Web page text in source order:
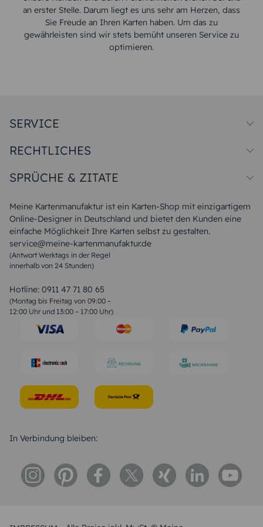
an erster Stelle. Darum liegt es uns sehr am Herzen, dass
Sie Freude an Ihren Karten haben. Um das zu
gewährleisten sind wir stets bemüht unseren Service zu
optimieren.
Meine Kartenmanufaktur ist ein Karten-Shop mit einzigartigem
Online-Designer in Deutschland und bietet den Kunden eine
einfache Möglichkeit Ihre Karten selbst zu gestalten.
service@meine-kartenmanufaktur.de
(Antwort Werktags in der Regel
innerhalb von 24 Stunden)
Hotline: 0911 47 71 80 65
(Montag bis Freitag von 09:00 –
12:00 Uhr und 13:00 – 17:00 Uhr)
SERVICE
Papiersorten
Unsere Produktion
Magazin
FAQ
RECHTLICHES
Widerrufsbelehrung
SPRÜCHE & ZITATE
Liebeskummer Sprüche
Sommer Sprüche
Muttertagssprüche
Sprüche zur Hochzeit
Sprüche zur Konfirmation & Kommunion
Weihnachtsgedichte
Liebessprüche
Geburtstagssprüche
Trauersprüche
Konfirmation Glückwünsche
In Verbindung bleiben: